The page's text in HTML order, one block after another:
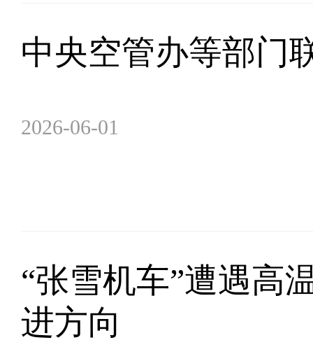
中央空管办等部门
2026-06-01
“张雪机车”遭遇高
进方向